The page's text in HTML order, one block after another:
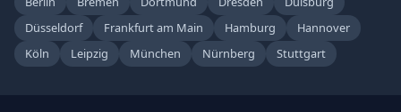
Düsseldorf
Frankfurt am Main Hamburg
Hannover
Köln
Leipzig München Nürnberg Stuttgart